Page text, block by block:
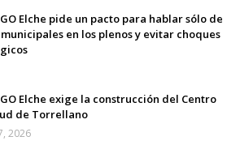
Elche pide un pacto para hablar sólo de
en los plenos y evitar choques
Elche exige la construcción del Centro
de Torrellano
2026